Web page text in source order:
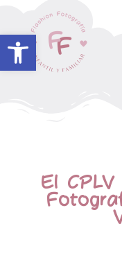
Abrir barra
El